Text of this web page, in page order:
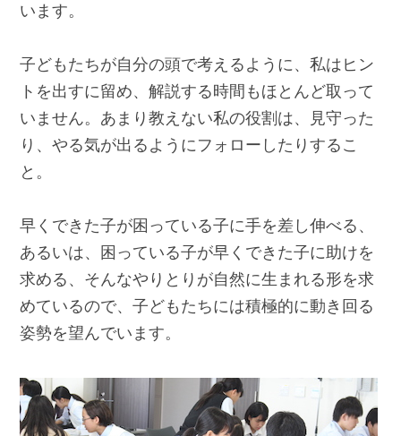
います。
子どもたちが自分の頭で考えるように、私はヒン
トを出すに留め、解説する時間もほとんど取って
いません。あまり教えない私の役割は、見守った
り、やる気が出るようにフォローしたりするこ
と。
早くできた子が困っている子に手を差し伸べる、
あるいは、困っている子が早くできた子に助けを
求める、そんなやりとりが自然に生まれる形を求
めているので、子どもたちには積極的に動き回る
姿勢を望んでいます。